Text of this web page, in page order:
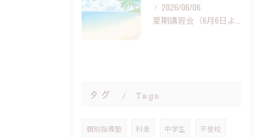
2026/06/06
夏期講習会（6月6日より）受付開始
タグ Tags
個別指導塾 料金 中学生 不登校